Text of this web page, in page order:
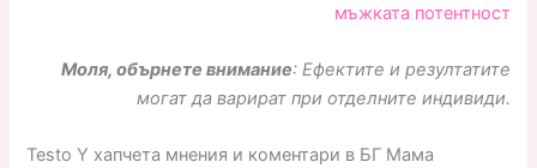
мъжката потентност
Моля, обърнете внимание: Ефектите и резултатите
могат да варират при отделните индивиди.
Testo Y хапчета мнения и коментари в БГ Мама